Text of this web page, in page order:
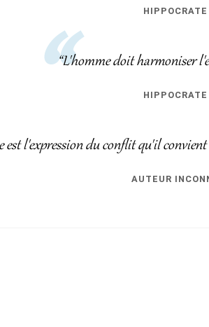
HIPPOCRATE
“L'homme doit harmoniser
HIPPOCRATE
est l'expression du conflit qu'il
AUTEUR